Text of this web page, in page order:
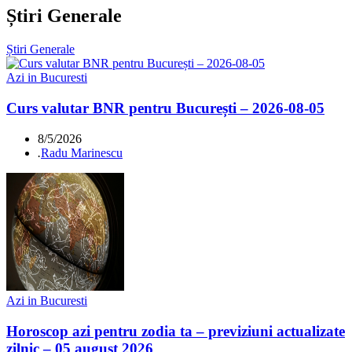
Știri Generale
Știri Generale
Azi in Bucuresti
Curs valutar BNR pentru București – 2026-08-05
8/5/2026
.Radu Marinescu
Azi in Bucuresti
Horoscop azi pentru zodia ta – previziuni actualizate
zilnic – 05 august 2026